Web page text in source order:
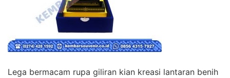
Lega bermacam rupa giliran kian kreasi lantaran benih